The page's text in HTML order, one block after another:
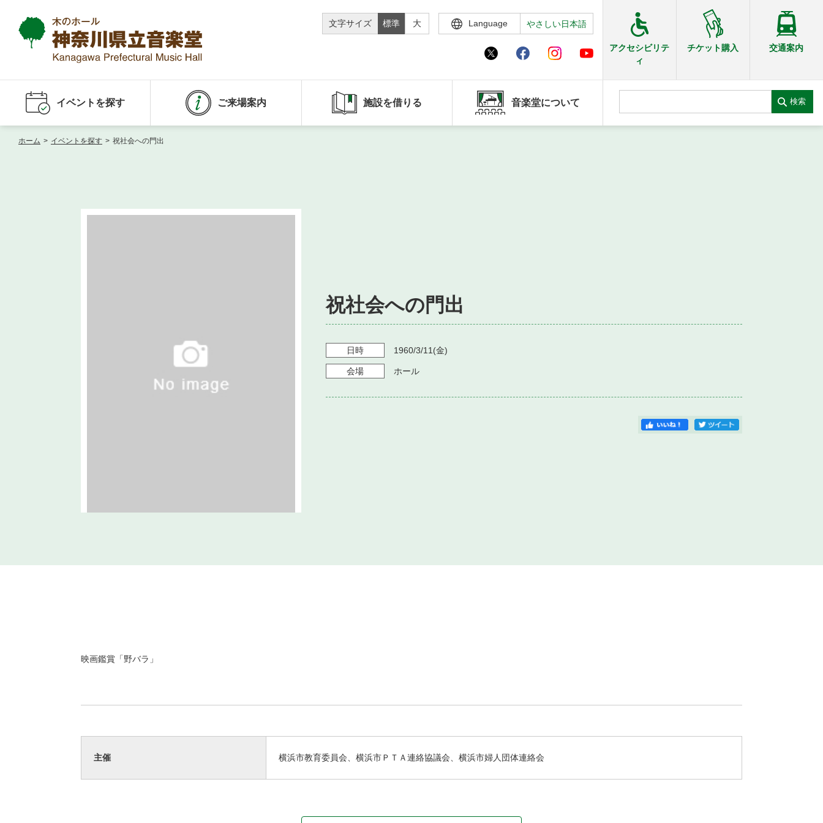
文字サイズ 標準 大 Language やさしい日本語
アクセシビリテ
ィ
チケット購入 交通案内
イベントを探す ご来場案内 施設を借りる 音楽堂について 検索
ホーム > イベントを探す > 祝社会への門出
祝社会への門出
日時 1960/3/11 (金)
会場 ホール
映画鑑賞「野バラ」
主催 横浜市教育委員会、横浜市ＰＴＡ連絡協議会、横浜市婦人団体連絡会